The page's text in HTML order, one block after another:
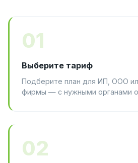
01
Выберите тариф
Подберите план для ИП, ООО
фирмы — с нужными органами
02